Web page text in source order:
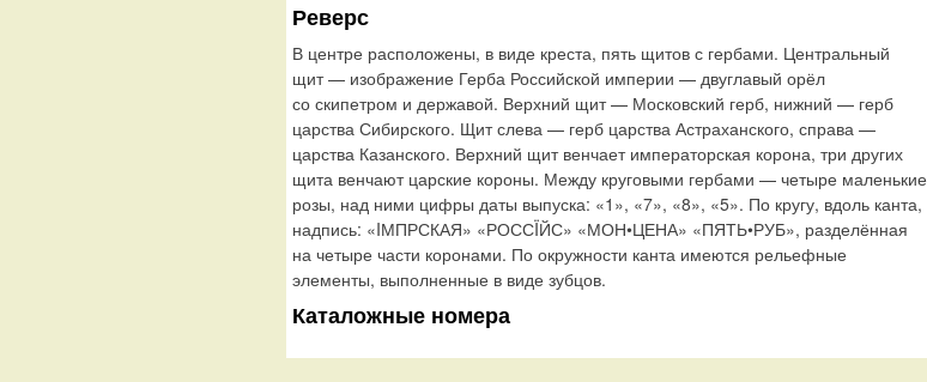
Реверс
В центре расположены, в виде креста, пять щитов с гербами. Центральный
щит — изображение Герба Российской империи — двуглавый орёл
со скипетром и державой. Верхний щит — Московский герб, нижний — герб
царства Сибирского. Щит слева — герб царства Астраханского, справа —
царства Казанского. Верхний щит венчает императорская корона, три других
щита венчают царские короны. Между круговыми гербами — четыре маленькие
розы, над ними цифры даты выпуска: «1», «7», «8», «5». По кругу, вдоль канта,
надпись: «IМПРСКАЯ» «РОССÏЙС» «МОН•ЦЕНА» «ПЯТЬ•РУБ», разделённая
на четыре части коронами. По окружности канта имеются рельефные
элементы, выполненные в виде зубцов.
Каталожные номера